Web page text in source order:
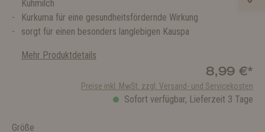
Kuhmilch
Kurkuma für eine gesundheitsfördernde Wirkung
sorgt für einen besonders langlebigen Kauspa
Mehr Produktdetails
8,99 €*
Preise inkl. MwSt. zzgl. Versand- und Servicekosten
Sofort verfügbar, Lieferzeit 3 Tage
Größe